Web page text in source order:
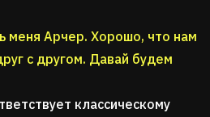
меня Арчер. Хорошо, что нам
с другом. Давай будем
классическому